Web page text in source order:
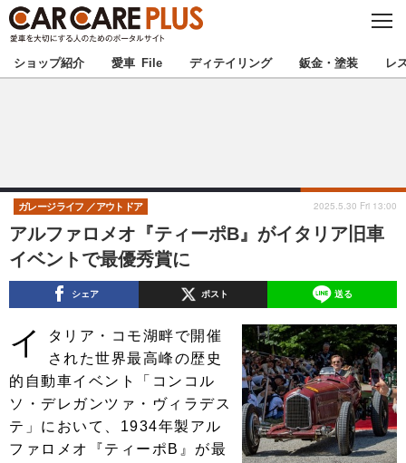
C
S
E
★カーケアプラス認定★ 厳選プロショップを地域から探す
甲信越 北陸
東海 関西
中国 四国
九州 沖縄
注目の記事
ショップレポート 愛車 File
自動車豆知識 ストップ！不具合修理＆粗悪修理
ディテイリング
ディテイリング 洗車
鈑金・塗装
ショップ紹介 愛車 File ディテイリング 鈑金・塗装 レ
アルファロメオ『ティーポB』がイタリア旧車
イベントで最優秀賞に
ガレージライフ アウトドア 2025.5.30 Fri 13:00
シェア ポスト 送る
イ
タリア・コモ湖畔で開催
された世界最高峰の歴史
的自動車イベント「コンコル
ソ・デレガンツァ・ヴィラデス
テ」において、1934年製アル
ファロメオ『ティーポB』が最